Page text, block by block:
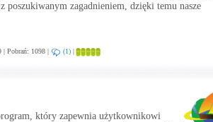
poszukiwanym zagadnieniem, dzięki temu nasze
| Pobrań: 1098 | (1) |
który zapewnia użytkownikowi